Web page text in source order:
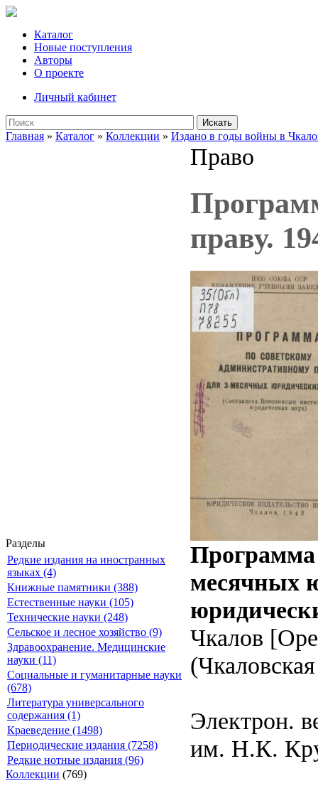
Каталог
Новые поступления
Авторы
О проекте
Личный кабинет
Искать
Главная » Каталог » Коллекции » Издано в годы войны в
Разделы
Редкие издания на иностранных
языках (4)
Книжные памятники (388)
Естественные науки (105)
Технические науки (248)
Сельское и лесное хозяйство (9)
Здравоохранение. Медицинские
науки (11)
Социальные и гуманитарные науки
(678)
Литература универсального
содержания (1)
Краеведение (1498)
Периодические издания (7258)
Редкие нотные издания (96)
Коллекции (769)
Право
праву.
Программа
месячных
Чкалов
Электрон.
им. Н.К.